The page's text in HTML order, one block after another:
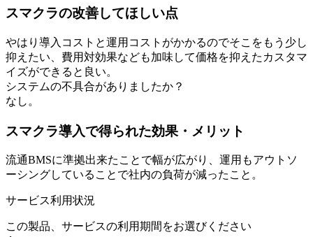
スマクラの改善してほしい点
やはり導入コストと運用コストがかかるのでそこをもう少し
抑えたい、費用対効果なども加味して価格を抑えたカスタマ
イズができると良い。
システムの不具合がありましたか？
なし。
スマクラ導入で得られた効果・メリット
流通BMSに準拠出来たことで幅が広がり、運用もアウトソ
ーシングしていることで社内の負荷が減ったこと。
サービス利用状況
この製品、サービスの利用期間をお選びください